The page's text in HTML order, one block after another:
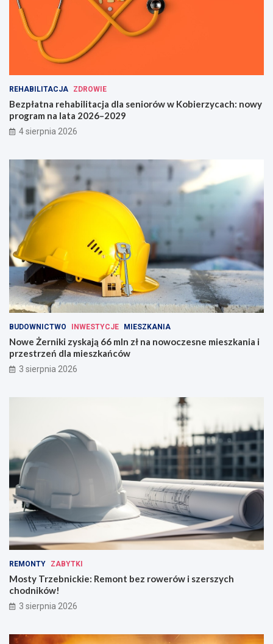
REHABILITACJA ZDROWIE
Bezpłatna rehabilitacja dla seniorów w Kobierzycach: nowy
program na lata 2026–2029
4 sierpnia 2026
BUDOWNICTWO INWESTYCJE MIESZKANIA
Nowe Żerniki zyskają 66 mln zł na nowoczesne mieszkania i
przestrzeń dla mieszkańców
3 sierpnia 2026
REMONTY ZABYTKI
Mosty Trzebnickie: Remont bez rowerów i szerszych
chodników!
3 sierpnia 2026